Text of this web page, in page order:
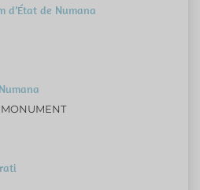
d’État de Numana
MONUMENT